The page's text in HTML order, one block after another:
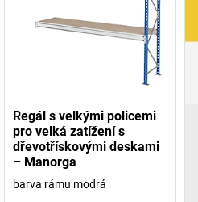
Regál s velkými policemi
pro velká zatížení s
dřevotřískovými deskami
– Manorga
barva rámu modrá